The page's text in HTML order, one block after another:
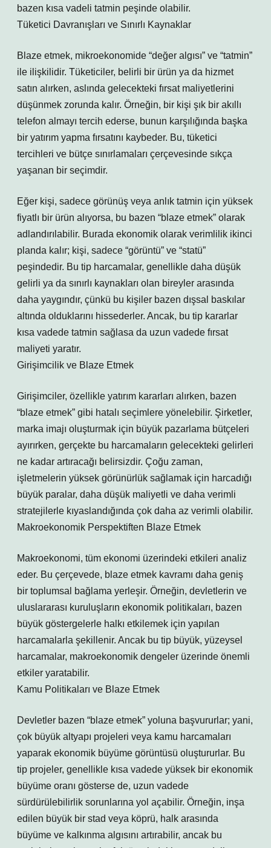
bazen kısa vadeli tatmin peşinde olabilir.
Tüketici Davranışları ve Sınırlı Kaynaklar
Blaze etmek, mikroekonomide “değer algısı” ve “tatmin”
ile ilişkilidir. Tüketiciler, belirli bir ürün ya da hizmet
satın alırken, aslında gelecekteki fırsat maliyetlerini
düşünmek zorunda kalır. Örneğin, bir kişi şık bir akıllı
telefon almayı tercih ederse, bunun karşılığında başka
bir yatırım yapma fırsatını kaybeder. Bu, tüketici
tercihleri ve bütçe sınırlamaları çerçevesinde sıkça
yaşanan bir seçimdir.
Eğer kişi, sadece görünüş veya anlık tatmin için yüksek
fiyatlı bir ürün alıyorsa, bu bazen “blaze etmek” olarak
adlandırılabilir. Burada ekonomik olarak verimlilik ikinci
planda kalır; kişi, sadece “görüntü” ve “statü”
peşindedir. Bu tip harcamalar, genellikle daha düşük
gelirli ya da sınırlı kaynakları olan bireyler arasında
daha yaygındır, çünkü bu kişiler bazen dışsal baskılar
altında olduklarını hissederler. Ancak, bu tip kararlar
kısa vadede tatmin sağlasa da uzun vadede fırsat
maliyeti yaratır.
Girişimcilik ve Blaze Etmek
Girişimciler, özellikle yatırım kararları alırken, bazen
“blaze etmek” gibi hatalı seçimlere yönelebilir. Şirketler,
marka imajı oluşturmak için büyük pazarlama bütçeleri
ayırırken, gerçekte bu harcamaların gelecekteki gelirleri
ne kadar artıracağı belirsizdir. Çoğu zaman,
işletmelerin yüksek görünürlük sağlamak için harcadığı
büyük paralar, daha düşük maliyetli ve daha verimli
stratejilerle kıyaslandığında çok daha az verimli olabilir.
Makroekonomik Perspektiften Blaze Etmek
Makroekonomi, tüm ekonomi üzerindeki etkileri analiz
eder. Bu çerçevede, blaze etmek kavramı daha geniş
bir toplumsal bağlama yerleşir. Örneğin, devletlerin ve
uluslararası kuruluşların ekonomik politikaları, bazen
büyük göstergelerle halkı etkilemek için yapılan
harcamalarla şekillenir. Ancak bu tip büyük, yüzeysel
harcamalar, makroekonomik dengeler üzerinde önemli
etkiler yaratabilir.
Kamu Politikaları ve Blaze Etmek
Devletler bazen “blaze etmek” yoluna başvururlar; yani,
çok büyük altyapı projeleri veya kamu harcamaları
yaparak ekonomik büyüme görüntüsü oluştururlar. Bu
tip projeler, genellikle kısa vadede yüksek bir ekonomik
büyüme oranı gösterse de, uzun vadede
sürdürülebilirlik sorunlarına yol açabilir. Örneğin, inşa
edilen büyük bir stad veya köprü, halk arasında
büyüme ve kalkınma algısını artırabilir, ancak bu